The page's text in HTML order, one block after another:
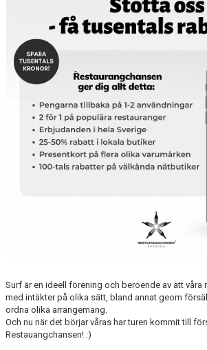
RIDHUSBOKNINGAR
IDEELLT ARBETE
PROVISIONSFÖRSÄLJNING
FRAMSTEG
BOTNIA HÄSTKLINIK
SURF-FONDEN
Surf är en ideell förening och beroende av att våra
med intäkter på olika sätt, bland annat geom
ordna olika arrangemang.
Och nu när det börjar våras har turen kommit till
Restauangchansen! :)